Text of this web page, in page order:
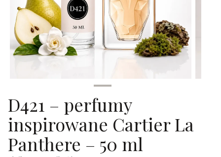
D421 – perfumy
inspirowane Cartier La
Panthere – 50 ml